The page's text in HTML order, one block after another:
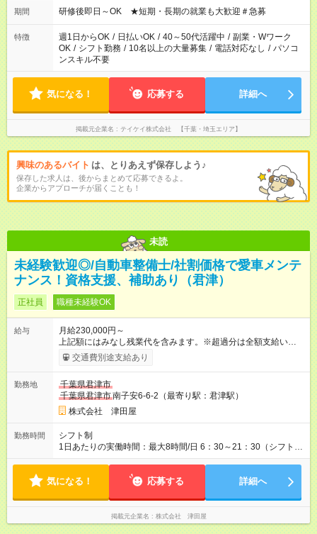
期間 研修後即日～OK ★短期・長期の就業も大歓迎＃急募
特徴 週1日からOK / 日払いOK / 40～50代活躍中 / 副業・Wワーク
OK / シフト勤務 / 10名以上の大量募集 / 電話対応なし / パソコ
ンスキル不要
気になる！ 応募する 詳細へ
掲載元企業名 テイケイ株式会社 【千葉・埼玉エリア】
興味のあるバイト は、とりあえず保存しよう♪
保存した求人は、後からまとめて応募できるよ。
企業からアプローチが届くことも！
未読
未経験歓迎◎/自動車整備士/社割価格で愛車メンテ
ナンス！資格支援、補助あり（君津）
正社員 職種未経験OK
給与
月給230,000円～
上記額にはみなし残業代を含みます。※超過分は全額支給いたし
ます。 みなし残業代 30,000円／月 みなし残業時間 20時間／月
月給23万円以上（各種手当含む）＋賞与年2回 ※残業代は1分単
給与や待遇は変わりません。 ★手当充実！ 世帯主で配偶者＋子
ども2人なら、毎月、家族手当2万7000円と住宅手当9000円を支
給。さらに、スキルアップのための自己啓発手当最大15，000
円、取得資格に応じた資格手当、店長などの役職に応じた役職
手当などもあります。 ★毎年昇給！ 年齢給を採用しているた
め、毎年、基本給がアップ。また、スキルや役割に応じた
プします。 【試用期間】試用期間あり 試用期間の長さ：1ヶ月
雇用形態、給与は本採用時と同じです。
交通費別途支給あり
勤務地
千葉県君津市
千葉県君津市南子安6-6-2（最寄り駅：君津駅）
株式会社 津田屋
勤務時間
シフト制
1日あたりの実働時間：最大8時間/日 6：30～21：30（シフト制
／実働7時間40分） ※月の残業は30～40時間程度ですが、残業
りません。 ※休みの希望は通りやすく、月平均2回は土日休みも
気になる！ 応募する 詳細へ
掲載元企業名 株式会社 津田屋